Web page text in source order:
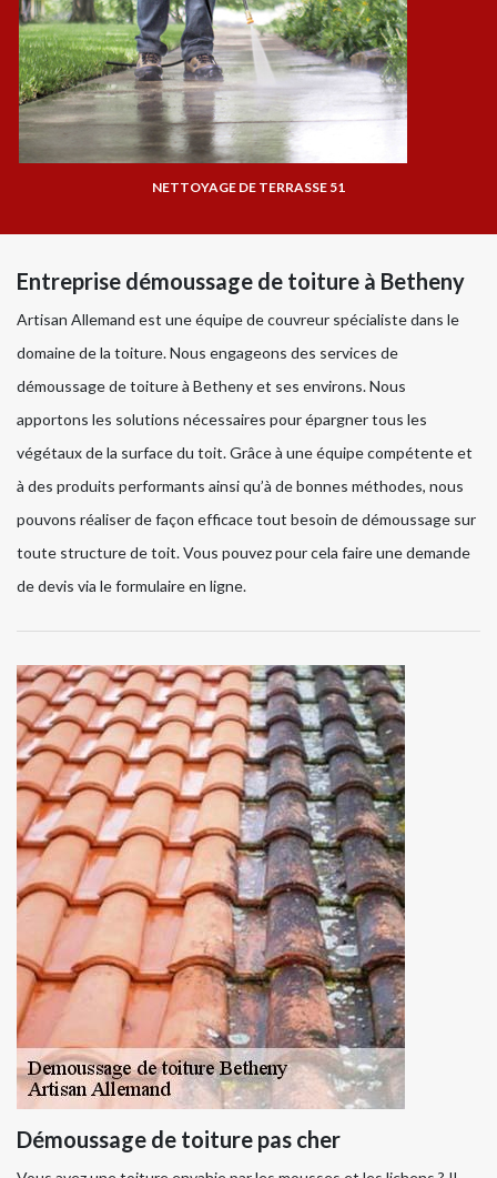
NETTOYAGE DE TERRASSE 51
Entreprise démoussage de toiture à Betheny
Artisan Allemand est une équipe de couvreur spécialiste dans le
domaine de la toiture. Nous engageons des services de
démoussage de toiture à Betheny et ses environs. Nous
apportons les solutions nécessaires pour épargner tous les
végétaux de la surface du toit. Grâce à une équipe compétente et
à des produits performants ainsi qu’à de bonnes méthodes, nous
pouvons réaliser de façon efficace tout besoin de démoussage sur
toute structure de toit. Vous pouvez pour cela faire une demande
de devis via le formulaire en ligne.
Démoussage de toiture pas cher